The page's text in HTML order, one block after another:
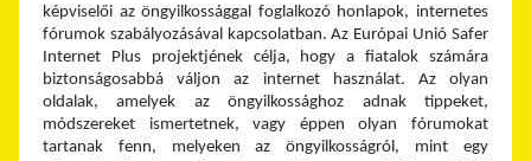
képviselői az öngyilkossággal foglalkozó honlapok, internetes
fórumok szabályozásával kapcsolatban. Az Európai Unió Safer
Internet Plus projektjének célja, hogy a fiatalok számára
biztonságosabbá váljon az internet használat. Az olyan
oldalak, amelyek az öngyilkossághoz adnak tippeket,
módszereket ismertetnek, vagy éppen olyan fórumokat
tartanak fenn, melyeken az öngyilkosságról, mint egy